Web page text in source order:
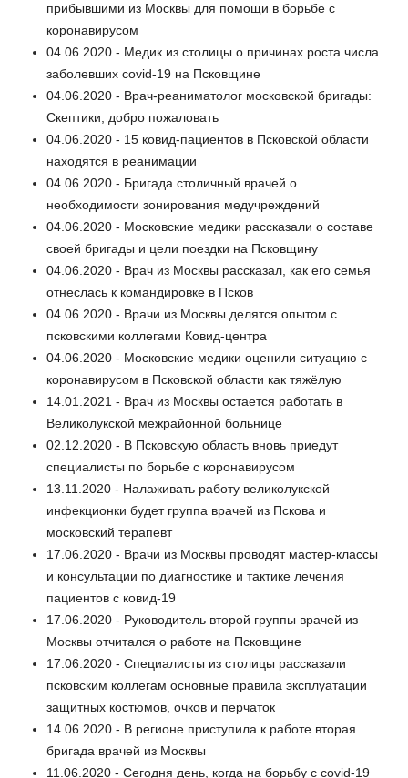
прибывшими из Москвы для помощи в борьбе с
коронавирусом
04.06.2020 - Медик из столицы о причинах роста числа
заболевших covid-19 на Псковщине
04.06.2020 - Врач-реаниматолог московской бригады:
Скептики, добро пожаловать
04.06.2020 - 15 ковид-пациентов в Псковской области
находятся в реанимации
04.06.2020 - Бригада столичный врачей о
необходимости зонирования медучреждений
04.06.2020 - Московские медики рассказали о составе
своей бригады и цели поездки на Псковщину
04.06.2020 - Врач из Москвы рассказал, как его семья
отнеслась к командировке в Псков
04.06.2020 - Врачи из Москвы делятся опытом с
псковскими коллегами Ковид-центра
04.06.2020 - Московские медики оценили ситуацию с
коронавирусом в Псковской области как тяжёлую
14.01.2021 - Врач из Москвы остается работать в
Великолукской межрайонной больнице
02.12.2020 - В Псковскую область вновь приедут
специалисты по борьбе с коронавирусом
13.11.2020 - Налаживать работу великолукской
инфекционки будет группа врачей из Пскова и
московский терапевт
17.06.2020 - Врачи из Москвы проводят мастер-классы
и консультации по диагностике и тактике лечения
пациентов с ковид-19
17.06.2020 - Руководитель второй группы врачей из
Москвы отчитался о работе на Псковщине
17.06.2020 - Специалисты из столицы рассказали
псковским коллегам основные правила эксплуатации
защитных костюмов, очков и перчаток
14.06.2020 - В регионе приступила к работе вторая
бригада врачей из Москвы
11.06.2020 - Сегодня день, когда на борьбу с covid-19